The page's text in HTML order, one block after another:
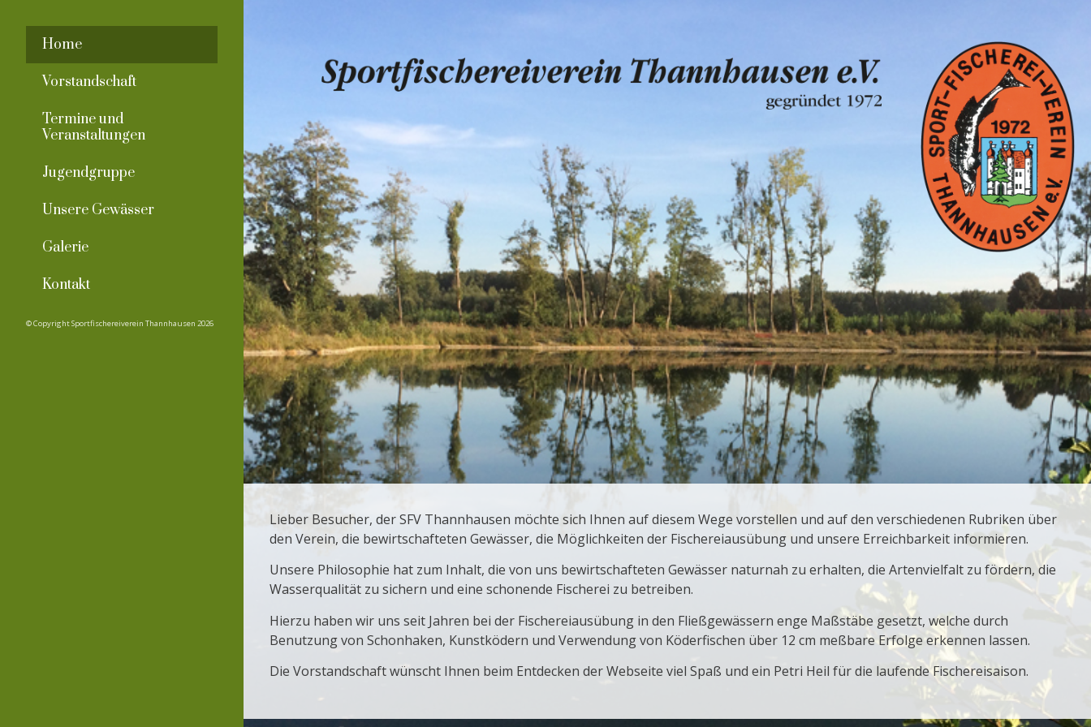
Home
Vorstandschaft
Termine und
Veranstaltungen
Jugendgruppe
Unsere Gewässer
Galerie
Kontakt
© Copyright​ Sportfischereiverein Thannhausen 2026
Lieber Besucher, der SFV Thannhausen möchte sich Ihnen auf diesem Wege vorstellen und auf den verschiedenen Rubriken über
den Verein, die bewirtschafteten Gewässer, die Möglichkeiten der Fischereiausübung und unsere Erreichbarkeit informieren.
Unsere Philosophie hat zum Inhalt, die von uns bewirtschafteten Gewässer naturnah zu erhalten, die Artenvielfalt zu fördern, die
Wasserqualität zu sichern und eine schonende Fischerei zu betreiben.
Hierzu haben wir uns seit Jahren bei der Fischereiausübung in den Fließgewässern enge Maßstäbe gesetzt, welche durch
Benutzung von Schonhaken, Kunstködern und Verwendung von Köderfischen über 12 cm meßbare Erfolge erkennen lassen.
Die Vorstandschaft wünscht Ihnen beim Entdecken der Webseite viel Spaß und ein Petri Heil für die laufende Fischereisaison.